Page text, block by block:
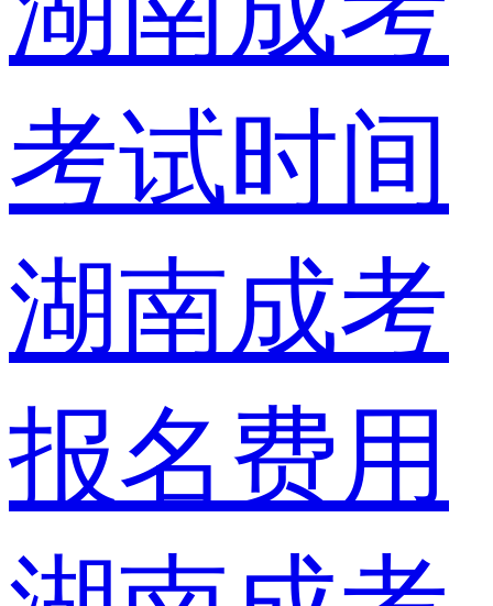
考试时间
湖南成考
报名费用